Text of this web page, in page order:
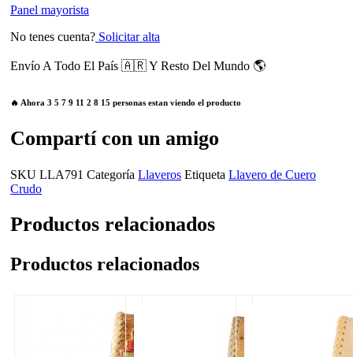
Panel mayorista
No tenes cuenta? Solicitar alta
Envío A Todo El País 🇦🇷 Y Resto Del Mundo 🌎
🔥 Ahora 3 5 7 9 11 2 8 15 personas estan viendo el producto
Compartí con un amigo
SKU LLA791 Categoría Llaveros Etiqueta Llavero de Cuero
Crudo
Productos relacionados
Productos relacionados